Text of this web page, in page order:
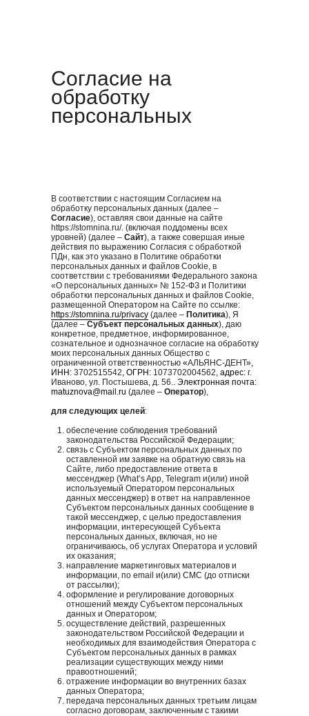
Согласие на
обработку
персональных
В соответствии с настоящим Согласием на
обработку персональных данных (далее –
Согласие), оставляя свои данные на сайте
https://stomnina.ru/. (включая поддомены всех
уровней) (далее – Сайт), а также совершая иные
действия по выражению Согласия с обработкой
ПДн, как это указано в Политике обработки
персональных данных и файлов Cookie, в
соответствии с требованиями Федерального закона
«О персональных данных» № 152-ФЗ и Политики
обработки персональных данных и файлов Cookie,
размещенной Оператором на Сайте по ссылке:
https://stomnina.ru/privacy (далее – Политика), Я
(далее – Субъект персональных данных), даю
конкретное, предметное, информированное,
сознательное и однозначное согласие на обработку
моих персональных данных Общество с
ограниченной ответственностью «АЛЬЯНС-ДЕНТ»,
ИНН: 3702515542, ОГРН: 1073702004562, адрес: г.
Иваново, ул. Постышева, д. 56.. Электронная почта:
matuznova@mail.ru (далее – Оператор),
для следующих целей:
обеспечение соблюдения требований
законодательства Российской Федерации;
связь с Субъектом персональных данных по
оставленной им заявке на обратную связь на
Сайте, либо предоставление ответа в
мессенджер (What’s App, Telegram и(или) иной
используемый Оператором персональных
данных мессенджер) в ответ на направленное
Субъектом персональных данных сообщение в
такой мессенджер, с целью предоставления
информации, интересующей Субъекта
персональных данных, включая, но не
ограничиваюсь, об услугах Оператора и условий
их оказания;
направление маркетинговых материалов и
информации, по email и(или) СМС (до отписки
от рассылки);
оформление и регулирование договорных
отношений между Субъектом персональных
данных и Оператором;
осуществление действий, разрешенных
законодательством Российской Федерации и
необходимых для взаимодействия Оператора с
Субъектом персональных данных в рамках
реализации существующих между ними
правоотношений;
отражение информации во внутренних базах
данных Оператора;
передача персональных данных третьим лицам
согласно договорам, заключенным с такими